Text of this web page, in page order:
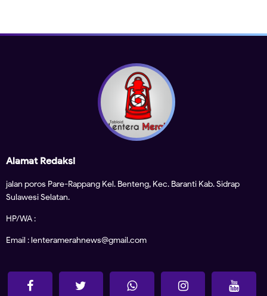
Alamat Redaksi
jalan poros Pare-Rappang Kel. Benteng, Kec. Baranti Kab. Sidrap
Sulawesi Selatan.
HP/WA :
Email : lenteramerahnews@gmail.com